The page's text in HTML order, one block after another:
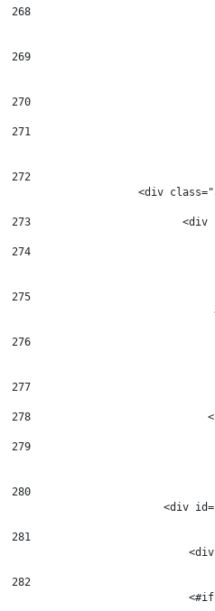
268
269
270
271
272
<div
273
<div
274
275
276
277
278
279
280
<div
281
282